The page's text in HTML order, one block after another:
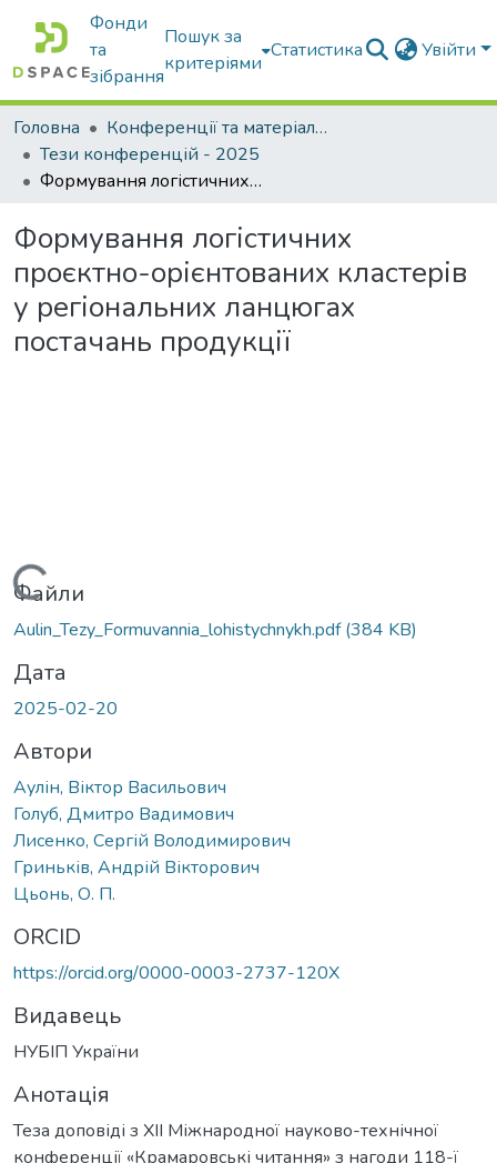
Фонди
та
зібрання
Пошук за
критеріями
Статистика Увійти
Головна
Конференції та матеріали конференцій
Тези конференцій - 2025
Формування логістичних проєктно-орієнтованих кластерів у регіональних ланцюгах постачань продукції
Формування логістичних
проєктно-орієнтованих кластерів
у регіональних ланцюгах
постачань продукції
Вантажиться...
Файли
Aulin_Tezy_Formuvannia_lohistychnykh.pdf(384 KB)
Дата
2025-02-20
Автори
Аулін, Віктор Васильович
Голуб, Дмитро Вадимович
Лисенко, Сергій Володимирович
Гриньків, Андрій Вікторович
Цьонь, О. П.
ORCID
https://orcid.org/0000-0003-2737-120X
Видавець
НУБІП України
Анотація
Теза доповіді з XII Міжнародної науково-технічної
конференції «Крамаровські читання» з нагоди 118-ї